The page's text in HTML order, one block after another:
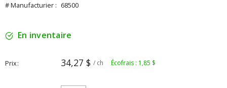
# Manufacturier : 68500
En inventaire
Prix 34,27 $ / ch Écofrais : 1,85 $